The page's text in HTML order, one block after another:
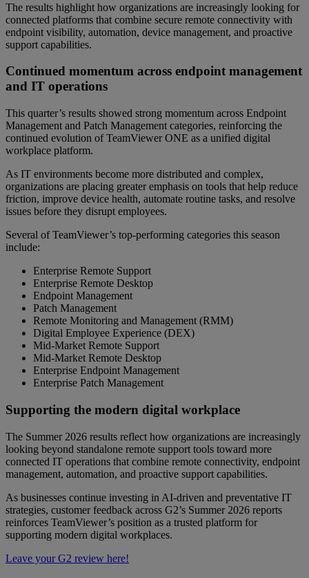
The results highlight how organizations are increasingly looking for
connected platforms that combine secure remote connectivity with
endpoint visibility, automation, device management, and proactive
support capabilities.
Continued momentum across endpoint management
and IT operations
This quarter’s results showed strong momentum across Endpoint
Management and Patch Management categories, reinforcing the
continued evolution of TeamViewer ONE as a unified digital
workplace platform.
As IT environments become more distributed and complex,
organizations are placing greater emphasis on tools that help reduce
friction, improve device health, automate routine tasks, and resolve
issues before they disrupt employees.
Several of TeamViewer’s top-performing categories this season
include:
Enterprise Remote Support
Enterprise Remote Desktop
Endpoint Management
Patch Management
Remote Monitoring and Management (RMM)
Digital Employee Experience (DEX)
Mid-Market Remote Support
Mid-Market Remote Desktop
Enterprise Endpoint Management
Enterprise Patch Management
Supporting the modern digital workplace
The Summer 2026 results reflect how organizations are increasingly
looking beyond standalone remote support tools toward more
connected IT operations that combine remote connectivity, endpoint
management, automation, and proactive support capabilities.
As businesses continue investing in AI-driven and preventative IT
strategies, customer feedback across G2’s Summer 2026 reports
reinforces TeamViewer’s position as a trusted platform for
supporting modern digital workplaces.
Leave your G2 review here!